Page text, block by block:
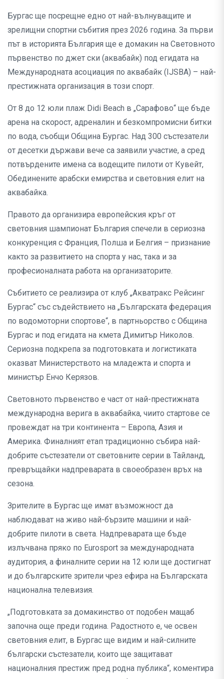
Бургас ще посрещне едно от най-вълнуващите и
зрелищни спортни събития през 2026 година. За първи
път в историята България ще е домакин на Световното
първенство по джет ски (аквабайк) под егидата на
Международната асоциация по аквабайк (IJSBA) – най-
престижната организация в този спорт.
От 8 до 12 юли плаж Didi Beach в „Сарафово“ ще бъде
арена на скорост, адреналин и безкомпромисни битки
по вода, съобщи Община Бургас. Над 300 състезатели
от десетки държави вече са заявили участие, а сред
потвърдените имена са водещите пилоти от Кувейт,
Обединените арабски емирства и световния елит на
аквабайка.
Правото да организира европейския кръг от
световния шампионат България спечели в сериозна
конкуренция с Франция, Полша и Белгия – признание
както за развитието на спорта у нас, така и за
професионалната работа на организаторите.
Събитието се реализира от клуб „Акватракс Рейсинг
Бургас“ със съдействието на „Българската федерация
по водомоторни спортове“, в партньорство с Община
Бургас и под егидата на кмета Димитър Николов.
Сериозна подкрепа за подготовката и логистиката
оказват Министерството на младежта и спорта и
министър Енчо Керязов.
Световното първенство е част от най-престижната
международна верига в аквабайка, чиито стартове се
провеждат на три континента – Европа, Азия и
Америка. Финалният етап традиционно събира най-
добрите състезатели от световните серии в Тайланд,
превръщайки надпреварата в своеобразен връх на
сезона.
Зрителите в Бургас ще имат възможност да
наблюдават на живо най-бързите машини и най-
добрите пилоти в света. Надпреварата ще бъде
излъчвана пряко по Eurosport за международната
аудитория, а финалните серии на 12 юли ще достигнат
и до българските зрители чрез ефира на Българската
национална телевизия.
„Подготовката за домакинство от подобен мащаб
започна още преди година. Радостното е, че освен
световния елит, в Бургас ще видим и най-силните
български състезатели, които ще защитават
националния престиж пред родна публика“, коментира